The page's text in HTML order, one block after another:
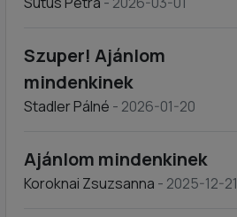
Szuper! Ajánlom
mindenkinek
Stadler Pálné - 2026-01-20
Ajánlom mindenkinek
Koroknai Zsuzsanna - 2025-12-21